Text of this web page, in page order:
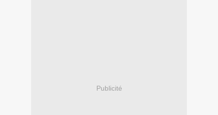
Publicité